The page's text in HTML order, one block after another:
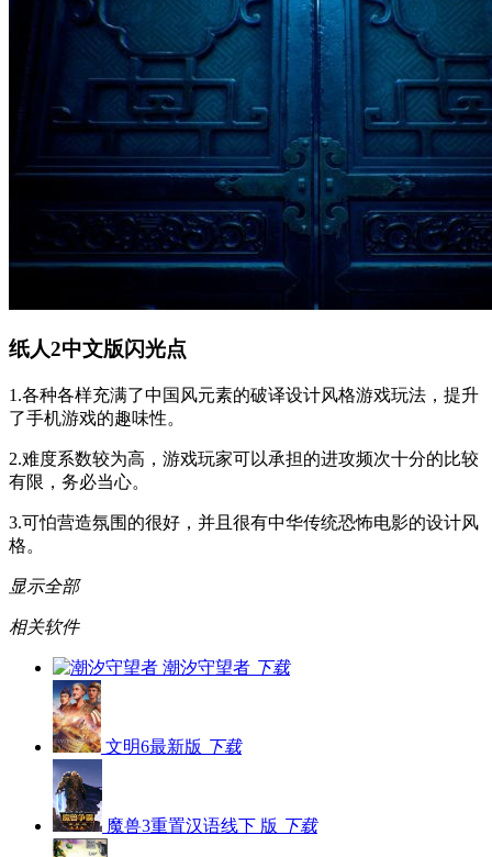
纸人2中文版闪光点
1.各种各样充满了中国风元素的破译设计风格游戏玩法，提升
了手机游戏的趣味性。
2.难度系数较为高，游戏玩家可以承担的进攻频次十分的比较
有限，务必当心。
3.可怕营造氛围的很好，并且很有中华传统恐怖电影的设计风
格。
显示全部
相关软件
潮汐守望者 下载
文明6最新版 下载
魔兽3重置汉语线下 版 下载